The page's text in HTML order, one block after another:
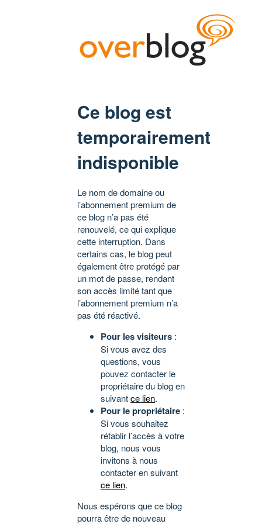
Ce blog est
temporairement
indisponible
Le nom de domaine ou
l’abonnement premium de
ce blog n’a pas été
renouvelé, ce qui explique
cette interruption. Dans
certains cas, le blog peut
également être protégé par
un mot de passe, rendant
son accès limité tant que
l’abonnement premium n’a
pas été réactivé.
Pour les visiteurs :
Si vous avez des
questions, vous
pouvez contacter le
propriétaire du blog en
suivantce lien.
Pour le propriétaire :
Si vous souhaitez
rétablir l’accès à votre
blog, nous vous
invitons à nous
contacter en suivant
ce lien.
Nous espérons que ce blog
pourra être de nouveau